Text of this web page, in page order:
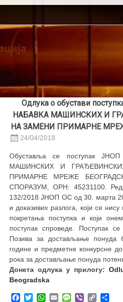
Skip
content
Одлука о обустави
НАБАВКА МАШИНСКИХ И
НА ЗАМЕНИ ПРИМАРНЕ
24/04/2018
Обуставља се поступак
МАШИНСКИХ И
ПРИМАРНЕ МРЕЖЕ
СПОРАЗУМ, ОРН: 45231100.
132/2018 ЈНОП ОС од 30. марта
и доказивих разлога, који се
покретања поступка и који
поступак спроведе. Поступак
Позива за достављање понуда
године и предметне конкурсне
рока за достављање понуда
Донета одлука у прилогу:
Beogradska
Facebook
TwitterWhatsApp
EmailMessage
ViberCopy